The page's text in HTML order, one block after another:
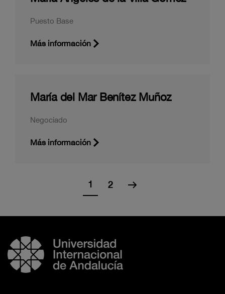
Puesto Base
Más información
María del Mar Benítez Muñoz
Negociado
Más información
1 2